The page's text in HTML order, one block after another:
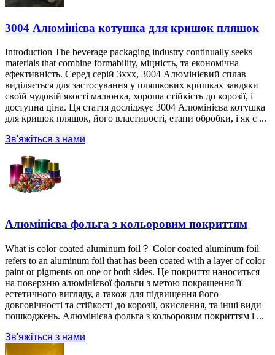
3004 Алюмінієва котушка для кришок пляшок
Introduction The beverage packaging industry continually seeks
materials that combine formability, міцність, та економічна
ефективність. Серед серій 3xxx, 3004 Алюмінієвий сплав
виділяється для застосування у пляшкових кришках завдяки
своїй чудовій якості малюнка, хороша стійкість до корозії, і
доступна ціна. Ця стаття досліджує 3004 Алюмінієва котушка
для кришок пляшок, його властивості, етапи обробки, і як с ...
Зв'яжіться з нами
Алюмінієва фольга з кольоровим покриттям
What is color coated aluminum foil？ Color coated aluminum foil
refers to an aluminum foil that has been coated with a layer of color
paint or pigments on one or both sides. Це покриття наноситься
на поверхню алюмінієвої фольги з метою покращення її
естетичного вигляду, а також для підвищення його
довговічності та стійкості до корозії, окислення, та інші види
пошкоджень. Алюмінієва фольга з кольоровим покриттям i ...
Зв'яжіться з нами